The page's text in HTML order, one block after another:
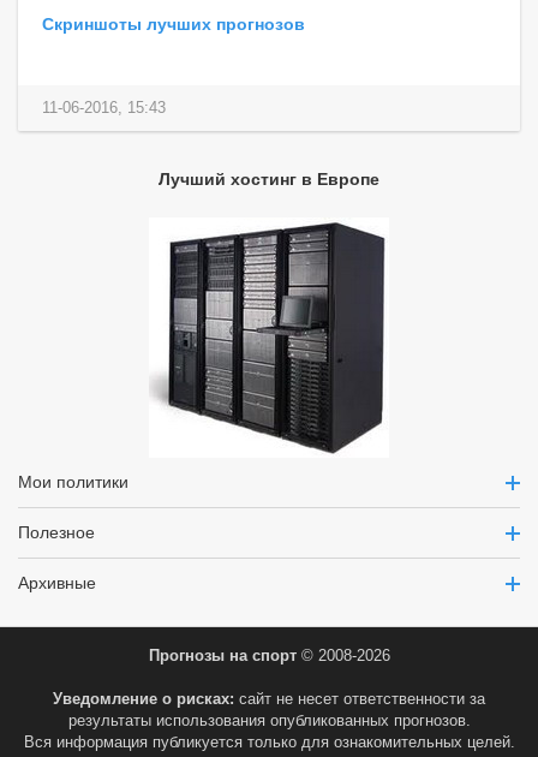
Скриншоты лучших прогнозов
11-06-2016, 15:43
Лучший хостинг в Европе
Мои политики
Полезное
Архивные
Прогнозы на спорт© 2008-2026
Уведомление о рисках: сайт не несет ответственности за
результаты использования опубликованных прогнозов.
Вся информация публикуется только для ознакомительных целей.